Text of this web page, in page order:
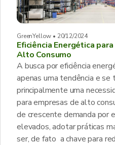
GreenYellow • 20/12/2024
Eficiência Energética
Alto Consumo
A busca por eficiência
apenas uma tendência e se
principalmente uma
para empresas de alto
de crescente demanda por
elevados, adotar práticas
ser, de fato a chave para